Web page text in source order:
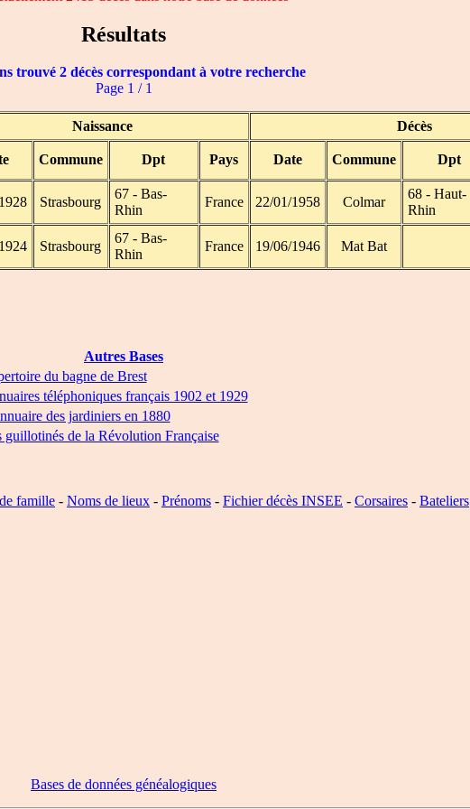
Résultats
trouvé 2 décès correspondant à votre recherche
Page 1 / 1
Naissance Décès
Commune Dpt Pays Date Commune Dpt
Strasbourg
67 - Bas-
Rhin
France 22/01/1958 Colmar
68 - Haut-
Rhin
Strasbourg
67 - Bas-
Rhin
France 19/06/1946 Mat Bat
Autres Bases
du bagne de Brest
téléphoniques français 1902 et 1929
des jardiniers en 1880
guillotinés de la Révolution Française
famille - Noms de lieux - Prénoms - Fichier décès INSEE - Corsaires - Bateliers
Bases de données généalogiques